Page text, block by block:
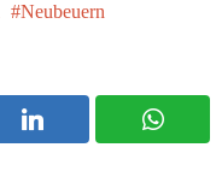
Neubeuern